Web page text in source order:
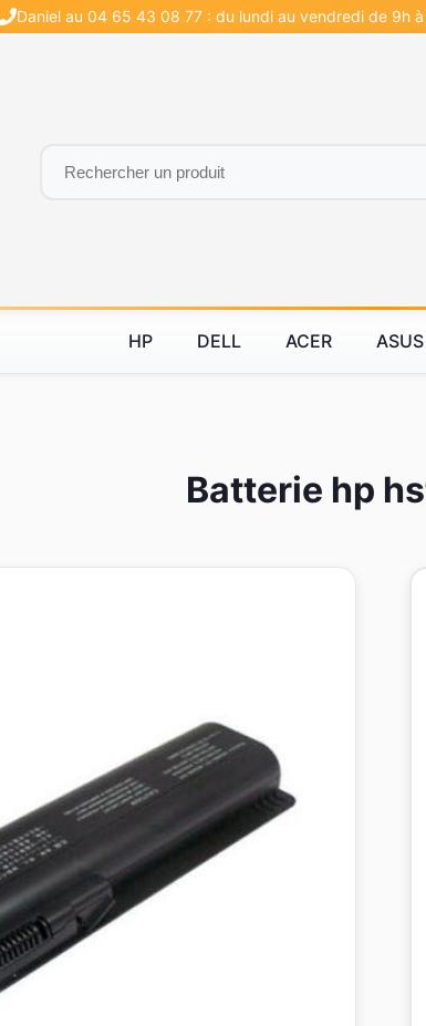
Daniel au 04 65 43 08 77 : du lundi au vendredi de 9h
HP DELL ACER ASUS
Batterie hp